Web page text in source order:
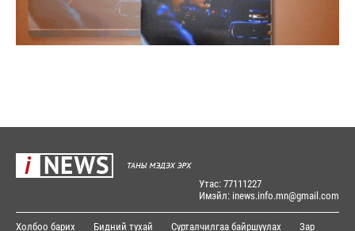
Утас: 77111227
Имэйл: inews.info.mn@gmail.com
Холбоо барих Бидний тухай Сурталчилгаа байршуулах Зар